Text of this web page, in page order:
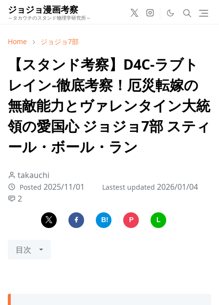
ジョジョ漫画考察
～タカウチのスタンド物理学研究所～
Home ジョジョ7部
【スタンド考察】D4C-ラブト
レイン-徹底考察！厄災転嫁の
無敵能力とヴァレンタイン大統
領の愛国心 ジョジョ7部 スティ
ール・ボール・ラン
takauchi
Posted 2025/11/01 Lastest updated 2026/01/04
2
B! P L
目次